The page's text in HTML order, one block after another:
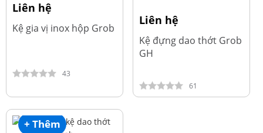
Liên hệ
Kệ gia vị inox hộp Grob
43
Liên hệ
Kệ đựng dao thớt Grob
GH
61
+ Thêm